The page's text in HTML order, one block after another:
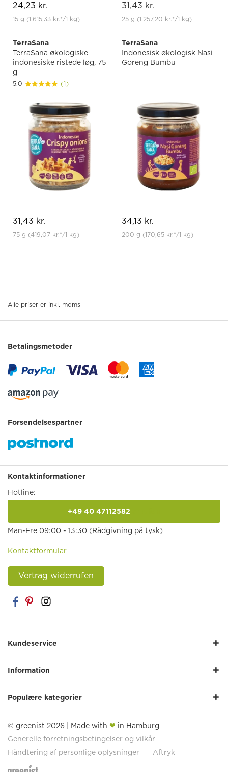
24,23 kr.
15 g (1.615,33 kr.*/1 kg)
31,43 kr.
25 g (1.257,20 kr.*/1 kg)
TerraSana
TerraSana økologiske
indonesiske ristede løg, 75
g
5.0 (1)
31,43 kr.
75 g (419,07 kr.*/1 kg)
TerraSana
Indonesisk økologisk Nasi
Goreng Bumbu
34,13 kr.
200 g (170,65 kr.*/1 kg)
Alle priser er inkl. moms
Betalingsmetoder
Forsendelsespartner
Kontaktinformationer
Hotline:
+49 40 47112582
Man-Fre 09:00 - 13:30 (Rådgivning på tysk)
Kontaktformular
Vertrag widerrufen
Kundeservice
Information
Populære kategorier
© greenist 2026 | Made with ❤ in Hamburg
Generelle forretningsbetingelser og vilkår
Håndtering af personlige oplysninger
Aftryk